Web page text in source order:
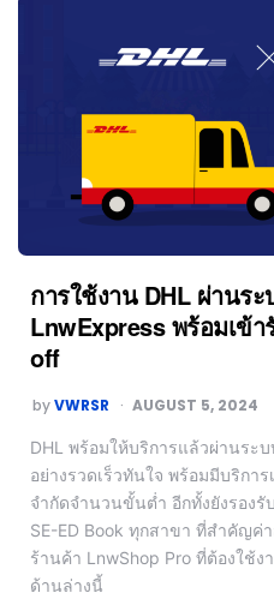
การใช้งาน DHL ผ่านร
LnwExpress พร้อมเข้
off
byVWRSR AUGUST 5, 2024
DHL พร้อมให้บริการแล้วผ่านระ
อย่างรวดเร็วทันใจ พร้อมมีบริกา
จำกัดจำนวนขั้นต่ำ อีกทั้งยังรอง
SE-ED Book ทุกสาขา ที่สำคัญค่
ร้านค้า LnwShop Pro ที่ต้องใช้ง
ด้านล่างนี้